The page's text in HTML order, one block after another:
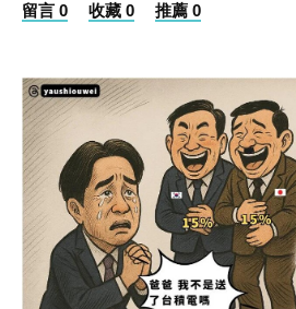
留言 0 收藏 0 推薦 0